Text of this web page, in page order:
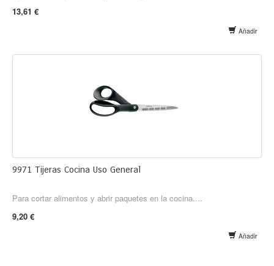
13,61 €
Añadir
9971 Tijeras Cocina Uso General
Para cortar alimentos y abrir paquetes en la cocina....
9,20 €
Añadir